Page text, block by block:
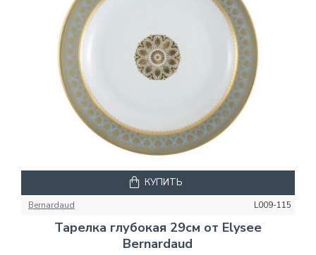
Bernardaud L009-115
Тарелка глубокая 29см от Elysee
Bernardaud
КУПИТЬ